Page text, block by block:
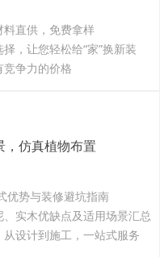
直供，免费拿样
，让您轻松给“家”换新装
争力的价格
，仿真植物布置
优势与装修避坑指南
实木优缺点及适用场景汇总
设计到施工，一站式服务